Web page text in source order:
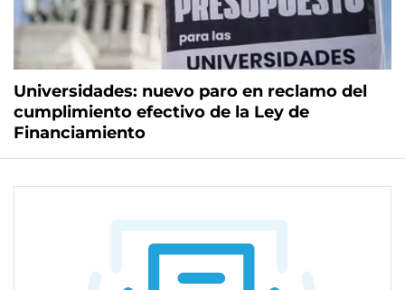
Universidades: nuevo paro en reclamo del
cumplimiento efectivo de la Ley de
Financiamiento